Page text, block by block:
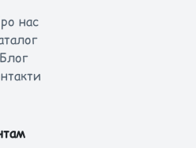
нас
Блог